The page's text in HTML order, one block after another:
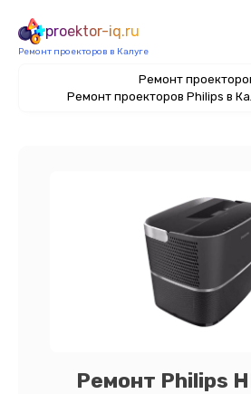
proektor-iq.ru
Ремонт проекторов в Калуге
Ремонт
Ремонт проекторов Philips в
Ремонт Philips